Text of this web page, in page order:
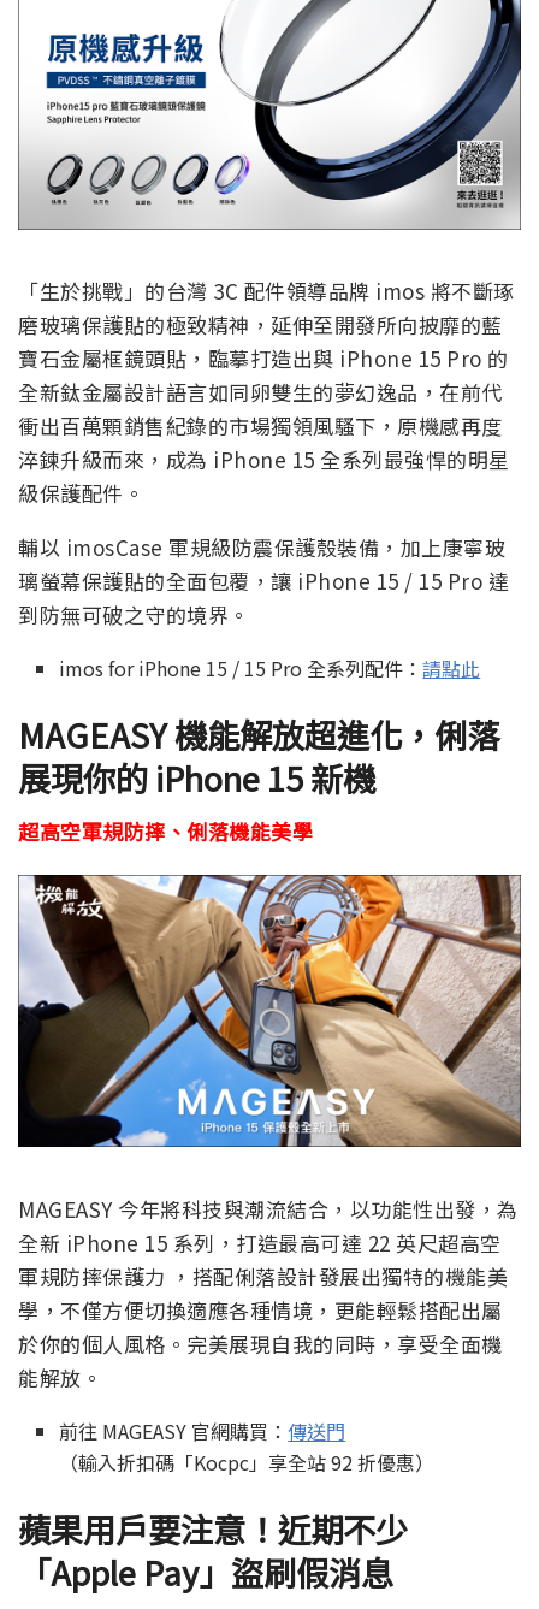
「生於挑戰」的台灣 3C 配件領導品牌 imos 將不斷琢
磨玻璃保護貼的極致精神，延伸至開發所向披靡的藍
寶石金屬框鏡頭貼，臨摹打造出與 iPhone 15 Pro 的
全新鈦金屬設計語言如同卵雙生的夢幻逸品，在前代
衝出百萬顆銷售紀錄的市場獨領風騷下，原機感再度
淬鍊升級而來，成為 iPhone 15 全系列最強悍的明星
級保護配件。
輔以 imosCase 軍規級防震保護殼裝備，加上康寧玻
璃螢幕保護貼的全面包覆，讓 iPhone 15 / 15 Pro 達
到防無可破之守的境界。
imos for iPhone 15 / 15 Pro 全系列配件：請點此
MAGEASY 機能解放超進化，俐落
展現你的 iPhone 15 新機
超高空軍規防摔、俐落機能美學
MAGEASY 今年將科技與潮流結合，以功能性出發，為
全新 iPhone 15 系列，打造最高可達 22 英尺超高空
軍規防摔保護力 ，搭配俐落設計發展出獨特的機能美
學，不僅方便切換適應各種情境，更能輕鬆搭配出屬
於你的個人風格。完美展現自我的同時，享受全面機
能解放。
前往 MAGEASY 官網購買：傳送門
（輸入折扣碼「Kocpc」享全站 92 折優惠）
蘋果用戶要注意！近期不少
「Apple Pay」盜刷假消息